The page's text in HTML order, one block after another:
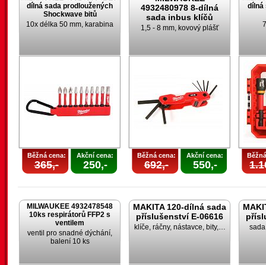
dílná sada prodloužených
Shockwave bitů
10x délka 50 mm, karabina
Běžná cena:
365,-
Akční cena:
250,-
4932480978 8-dílná
sada inbus klíčů
1,5 - 8 mm, kovový plášť
Běžná cena:
692,-
Akční cena:
550,-
dílná
MILWAUKEE 4932478548
10ks respirátorů FFP2 s
ventilem
ventil pro snadné dýchání,
balení 10 ks
MAKITA 120-dílná sada
příslušenství E-06616
klíče, ráčny, nástavce, bity,…